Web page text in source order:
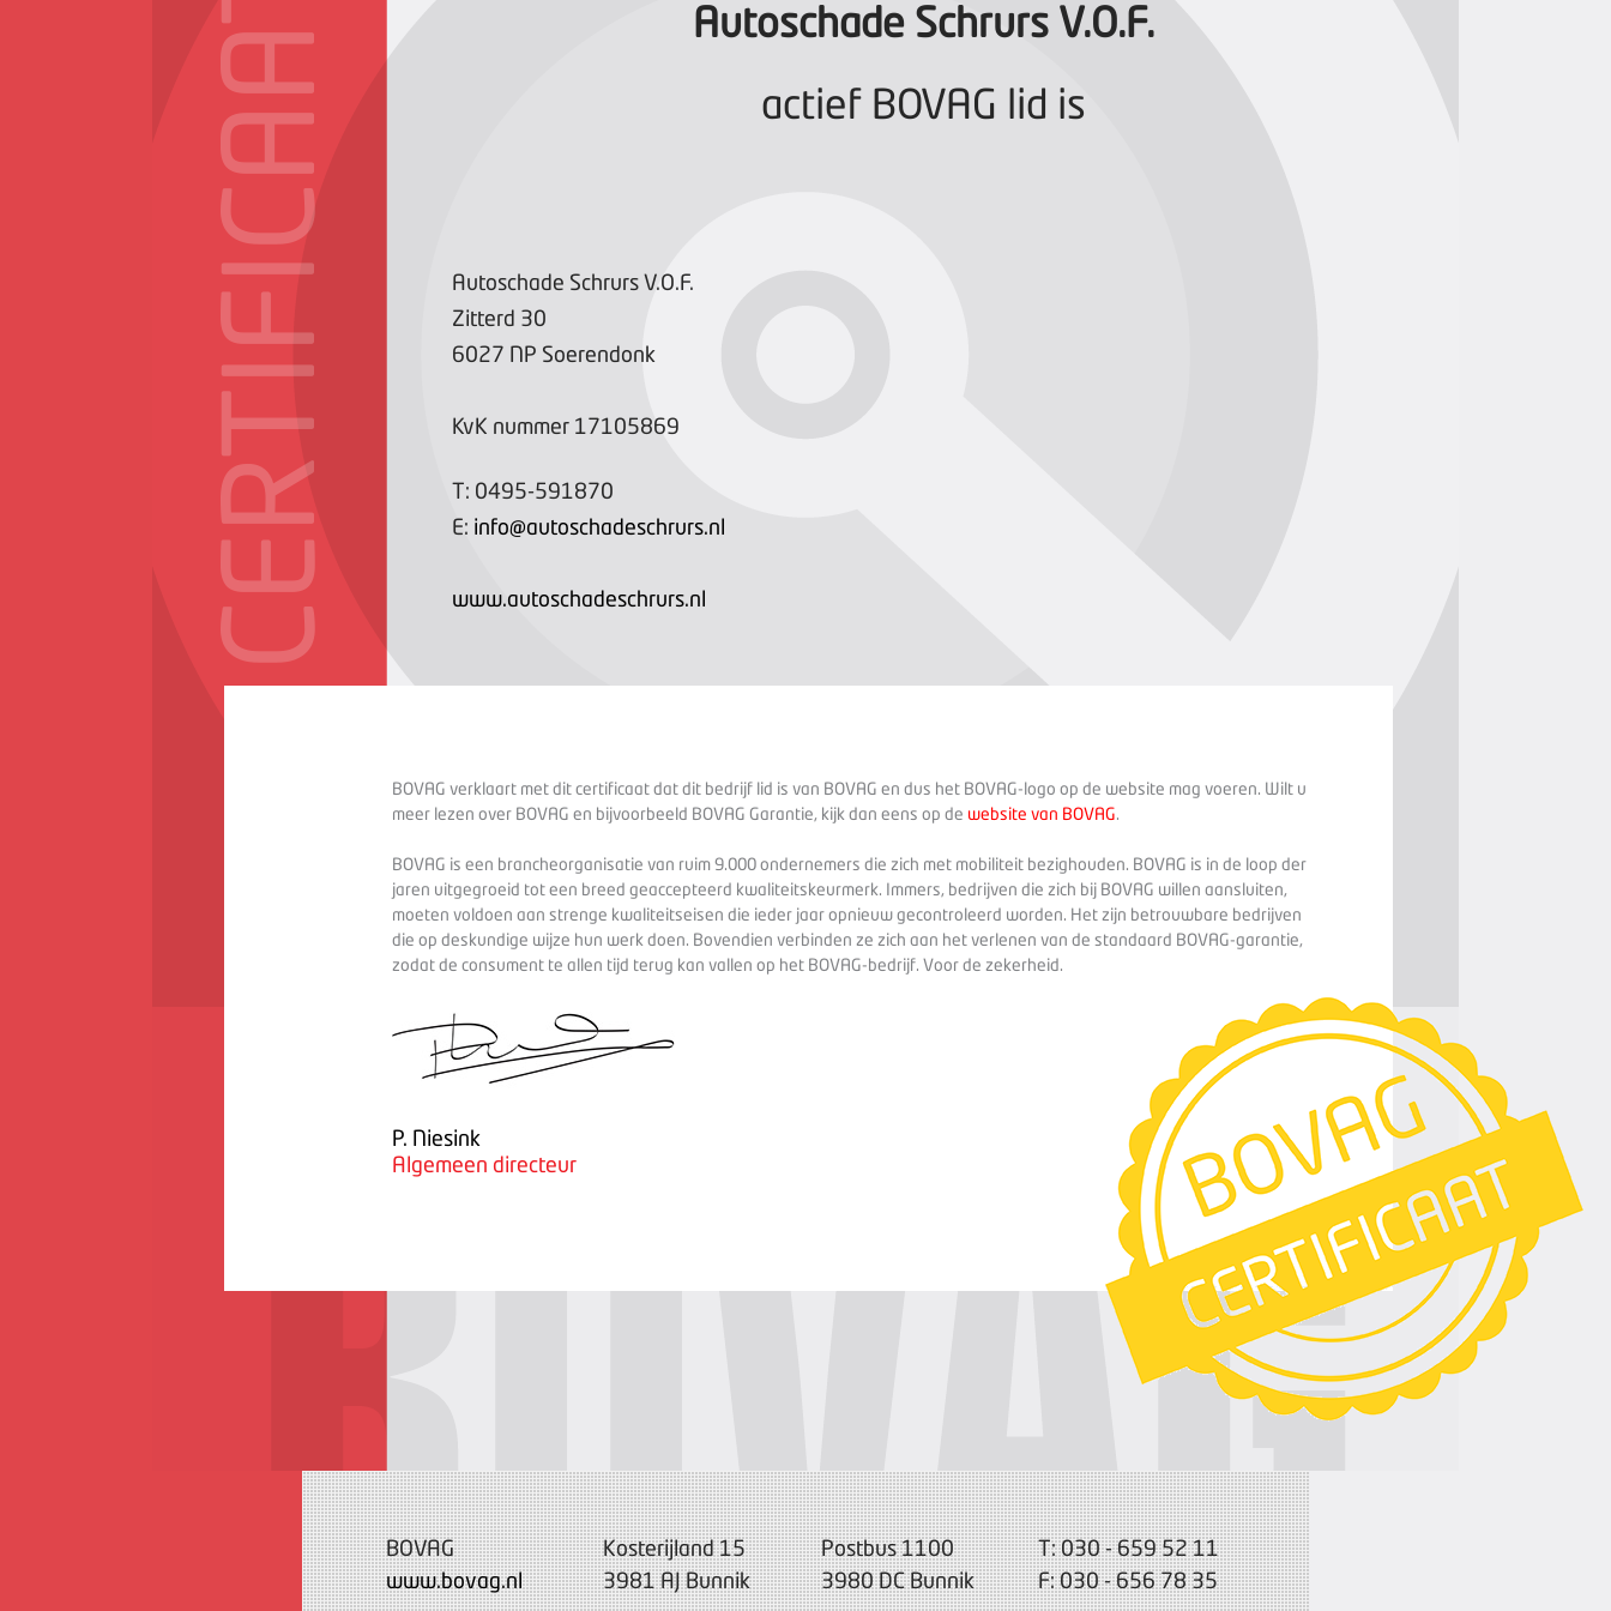
CERTIFICAAT
Autoschade Schrurs V.O.F.
actief BOVAG lid is
Autoschade Schrurs V.O.F.
Zitterd 30
6027 NP Soerendonk
KvK nummer 17105869
T: 0495-591870
E: info@autoschadeschrurs.nl
www.autoschadeschrurs.nl
BOVAG verklaart met dit certificaat dat dit bedrijf lid is van BOVAG en dus het BOVAG-logo op de website mag voeren. Wilt u
meer lezen over BOVAG en bijvoorbeeld BOVAG Garantie, kijk dan eens op de website van BOVAG.
BOVAG is een brancheorganisatie van ruim 9.000 ondernemers die zich met mobiliteit bezighouden. BOVAG is in de loop der
jaren uitgegroeid tot een breed geaccepteerd kwaliteitskeurmerk. Immers, bedrijven die zich bij BOVAG willen aansluiten,
moeten voldoen aan strenge kwaliteitseisen die ieder jaar opnieuw gecontroleerd worden. Het zijn betrouwbare bedrijven
die op deskundige wijze hun werk doen. Bovendien verbinden ze zich aan het verlenen van de standaard BOVAG-garantie,
zodat de consument te allen tijd terug kan vallen op het BOVAG-bedrijf. Voor de zekerheid.
P. Niesink
Algemeen directeur
BOVAG
www.bovag.nl
Kosterijland 15
3981 AJ Bunnik
Postbus 1100
3980 DC Bunnik
T: 030 - 659 52 11
F: 030 - 656 78 35